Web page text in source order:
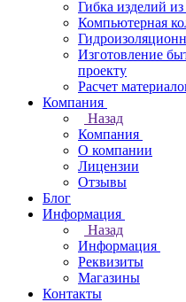
Гибка изделий
Компьютерная
Изготовление
проекту
Расчет
Компания
Назад
Компания
О компании
Лицензии
Отзывы
Блог
Информация
Назад
Информация
Реквизиты
Магазины
Контакты